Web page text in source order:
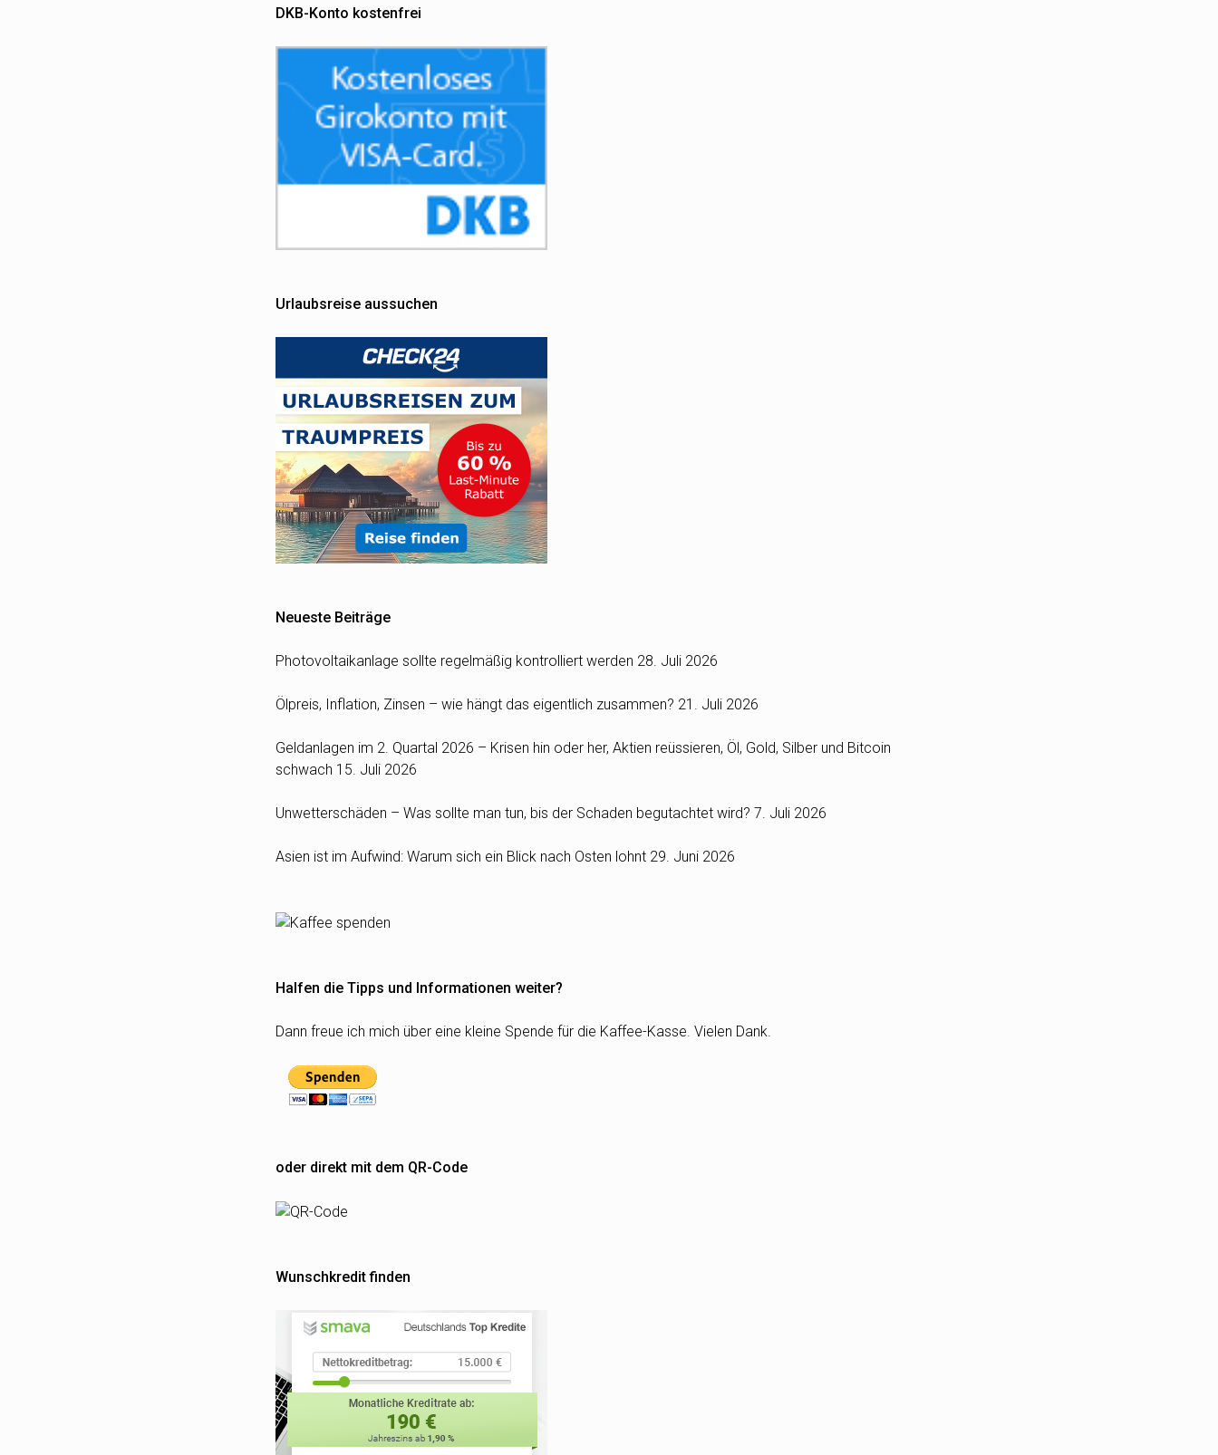
DKB-Konto kostenfrei
Urlaubsreise aussuchen
Neueste Beiträge
Photovoltaikanlage sollte regelmäßig kontrolliert werden 28. Juli 2026
Ölpreis, Inflation, Zinsen – wie hängt das eigentlich zusammen? 21. Juli 2026
Geldanlagen im 2. Quartal 2026 – Krisen hin oder her, Aktien reüssieren, Öl, Gold, Silber und Bitcoin
schwach 15. Juli 2026
Unwetterschäden – Was sollte man tun, bis der Schaden begutachtet wird? 7. Juli 2026
Asien ist im Aufwind: Warum sich ein Blick nach Osten lohnt 29. Juni 2026
Halfen die Tipps und Informationen weiter?
Dann freue ich mich über eine kleine Spende für die Kaffee-Kasse. Vielen Dank.
oder direkt mit dem QR-Code
Wunschkredit finden